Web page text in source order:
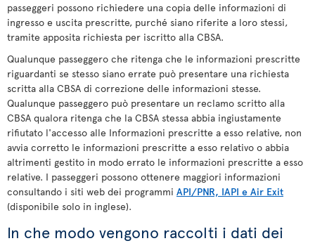
passeggeri possono richiedere una copia delle informazioni di
ingresso e uscita prescritte, purché siano riferite a loro stessi,
tramite apposita richiesta per iscritto alla CBSA.
Qualunque passeggero che ritenga che le informazioni prescritte
riguardanti se stesso siano errate può presentare una richiesta
scritta alla CBSA di correzione delle informazioni stesse.
Qualunque passeggero può presentare un reclamo scritto alla
CBSA qualora ritenga che la CBSA stessa abbia ingiustamente
rifiutato l'accesso alle Informazioni prescritte a esso relative, non
avvia corretto le informazioni prescritte a esso relativo o abbia
altrimenti gestito in modo errato le informazioni prescritte a esso
relative. I passeggeri possono ottenere maggiori informazioni
consultando i siti web dei programmi API/PNR, IAPI e Air Exit
(disponibile solo in inglese).
In che modo vengono raccolti i dati dei